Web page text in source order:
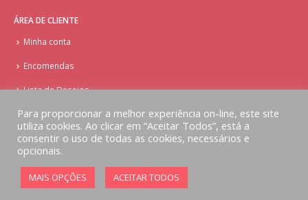
ÁREA DE CLIENTE
Minha conta
Encomendas
Lista de Desejos
© Copyright - Doces Tentações - Cake Design
Implementado por AlbergueDigital.com
Para proporcionar a melhor experiência on-line, este site
utiliza cookies. Ao clicar em “Aceitar Todos”, está a
consentir o uso de todas as cookies, necessários e
opcionais.
MAIS OPÇÕES ACEITAR TODOS